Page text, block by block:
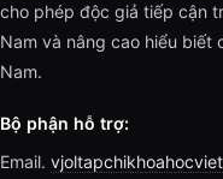
cho phép độc giả tiếp cận
Nam và nâng cao hiểu biết
Nam.
Bộ phận hỗ trợ:
Email.